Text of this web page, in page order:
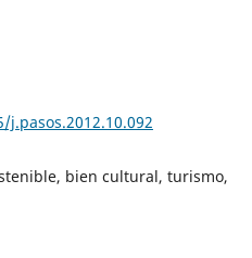
bien cultural, turismo,